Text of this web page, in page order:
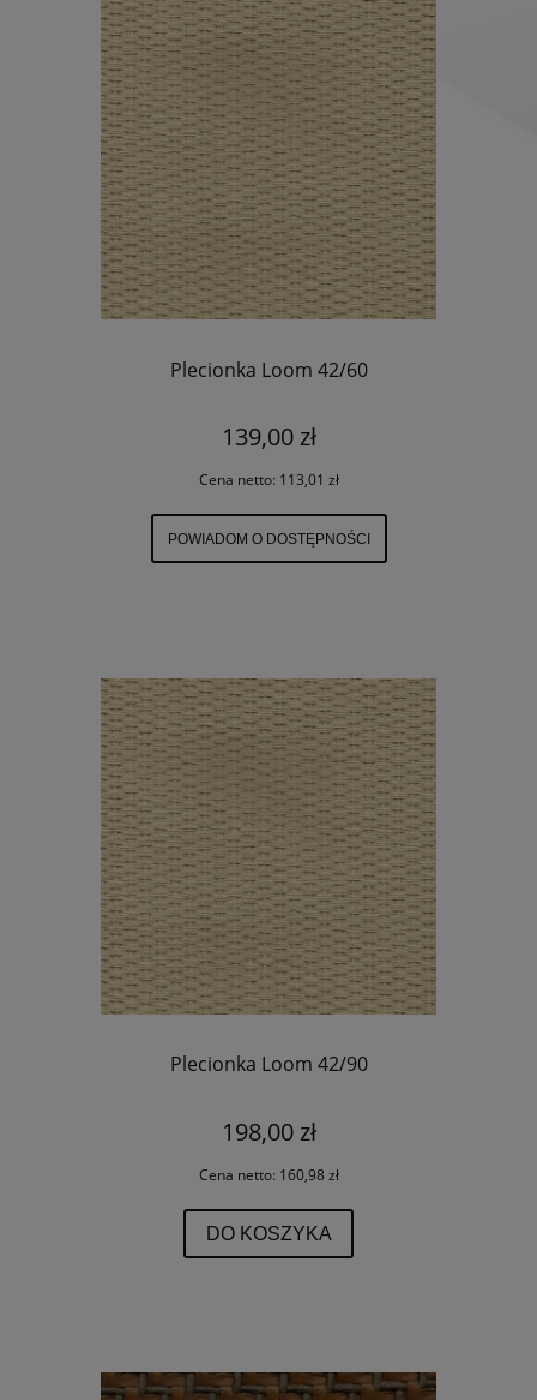
Plecionka Loom 42/60
139,00 zł
Cena netto: 113,01 zł
POWIADOM O DOSTĘPNOŚCI
Plecionka Loom 42/90
198,00 zł
Cena netto: 160,98 zł
DO KOSZYKA